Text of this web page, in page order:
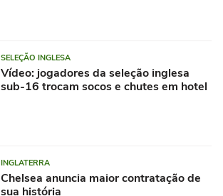
SELEÇÃO INGLESA
Vídeo: jogadores da seleção inglesa
sub-16 trocam socos e chutes em hotel
INGLATERRA
Chelsea anuncia maior contratação de
sua história